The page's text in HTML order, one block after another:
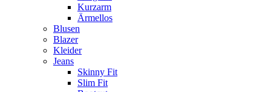
Kurzarm
Ärmellos
Blusen
Blazer
Kleider
Jeans
Skinny Fit
Slim Fit